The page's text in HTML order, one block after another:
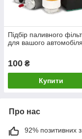
Підбір паливного
для вашого автомобіля
100 ₴
Купити
Про нас
92% позитивних з